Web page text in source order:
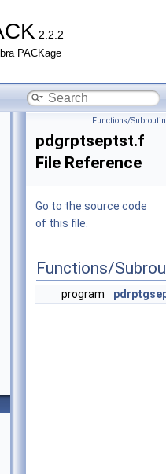
2.2.2
PACKage
Functions/
pdgrptseptst.f
File Reference
Go to the source code
of this file.
Functions/
program